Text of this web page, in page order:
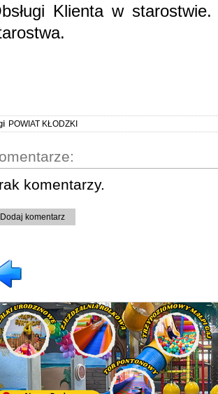
Klienta w
POWIAT KŁODZKI
komentarzy.
Dodaj komentarz